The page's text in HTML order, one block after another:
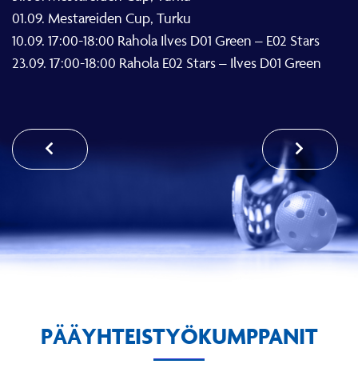
01.09. Mestareiden Cup, Turku
10.09. 17:00-18:00 Rahola Ilves D01 Green – E02 Stars
23.09. 17:00-18:00 Rahola E02 Stars – Ilves D01 Green
PÄÄYHTEISTYÖKUMPPANIT